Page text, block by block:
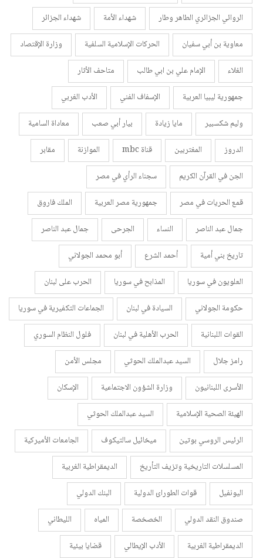
الروائي الجزائري الطاهر وطار
شهداء الأمة
شهداء الجزائر
معاوية بن أبي سفيان
الحركات الإسلامية السلفية
وزارة الإقتصاد
الغلاء
الإمام علي بن ابي طالب
متاحف الأثار
جمهورية ليبيا العربية
الإسفاف الفني
الأدب الغربي
وليم شكسبير
مايا زيادة بيار أبي صعب
معاداة السامية
الدروز
المغتربين قناة mbc الموازنة
مقابر
الجن في القرآن الكريم
سجناء الرأي في مصر
قمع الحريات في مصر
جمهورية مصر العربية
الملك فاروق
جمال عبد الناصر
النساء الجرحى
جمال عبد الناصر
تاريخ بني أمية
أحمد الشرع
أبو محمد الجولاني
العلويون في سوريا
المذابح في سوريا
الحرب على لبنان
حكومة الجولاني
السيادة في لبنان
الجماعات التكفيرية في سوريا
القوات اللبنانية
الحرب الأهلية في لبنان
فلول النظام السوري
رامز جلال
السيد عبدالملك الحوثي
مجلس الأمن
الأسرى اللبنانيون
وزارة الشؤون الاجتماعية
الإسكان
الهيئة الصحية الإسلامية
السيد عبدالملك الحوثي
الرئيس الروسي بوتين
ميخائيل سالتيكوف
الجامعات الأميركية
المسلسلات التاريخية وتزيف التأريخ
الديمقراطية الغربية
اليونفيل
قوات الطورائ الدولية
البنك الدولي
صندوق النقد الدولي
الخصخصة المياه
الليطاني
الديمقراطية الغربية
الأدب الإيطالي قضايا بيئية